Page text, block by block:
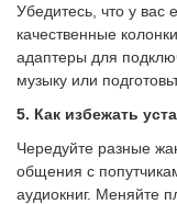
Убедитесь, что у вас
качественные
адаптеры для
музыку или
5. Как избежать
Чередуйте разные
общения с
аудиокниг. Меняйте